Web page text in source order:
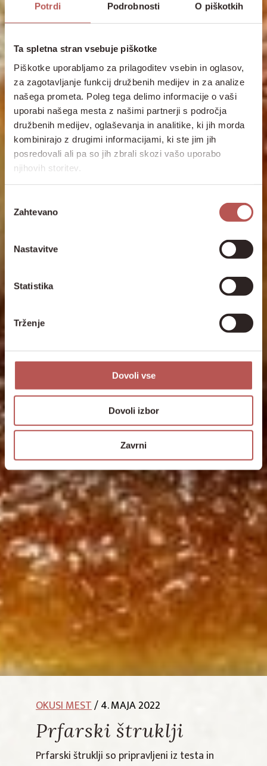
Potrdi Podrobnosti O piškotkih
Ta spletna stran vsebuje piškotke
Piškotke uporabljamo za prilagoditev vsebin in oglasov,
za zagotavljanje funkcij družbenih medijev in za analize
našega prometa. Poleg tega delimo informacije o vaši
uporabi našega mesta z našimi partnerji s področja
družbenih medijev, oglaševanja in analitike, ki jih morda
kombinirajo z drugimi informacijami, ki ste jim jih
posredovali ali pa so jih zbrali skozi vašo uporabo
njihovih storitev.
soglasja
Zahtevano
Nastavitve
Statistika
Trženje
Dovoli vse
Dovoli izbor
Zavrni
OKUSI MEST/ 4. MAJA 2022
Prfarski štruklji
Prfarski štruklji so pripravljeni iz testa in